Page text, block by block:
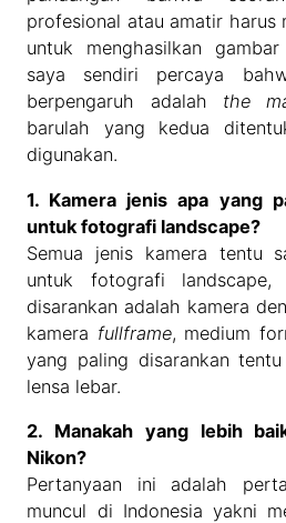
profesional atau amatir harus
untuk menghasilkan
saya sendiri percaya
berpengaruh adalah the
barulah yang kedua
digunakan.
1. Kamera jenis apa yang
untuk fotografi landscape?
Semua jenis kamera tentu
untuk fotografi
disarankan adalah kamera
kamera fullframe, medium
yang paling disarankan
lensa lebar.
2. Manakah yang lebih
Nikon?
Pertanyaan ini adalah
muncul di Indonesia yakni